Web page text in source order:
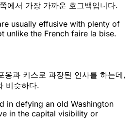
에서 가장 가까운 호그백입니다.
usually effusive with plenty of
unlike the French faire la bise.
옹과 키스로 과장된 인사를 하는데,
비슷하다.
in defying an old Washington
in the capital visibility or